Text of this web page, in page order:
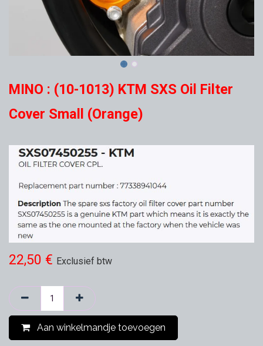
MINO : (10-1013) KTM SXS Oil Filter
Cover Small (Orange)
22,50 € Exclusief btw
Aan winkelmandje toevoegen